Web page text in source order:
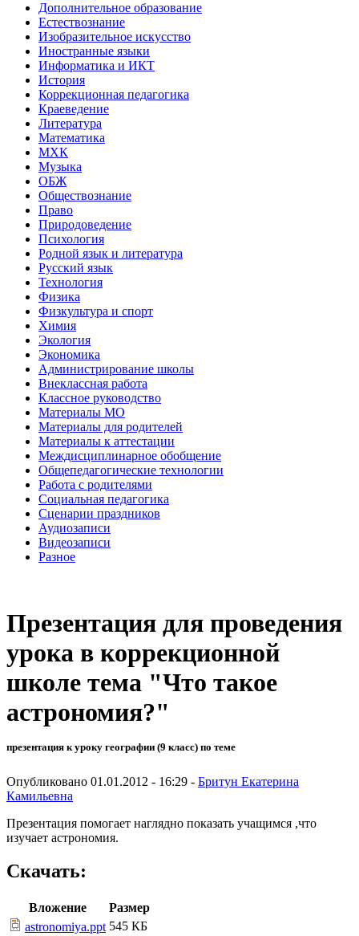
Дополнительное образование
Естествознание
Изобразительное искусство
Иностранные языки
Информатика и ИКТ
История
Коррекционная педагогика
Краеведение
Литература
Математика
МХК
Музыка
ОБЖ
Обществознание
Право
Природоведение
Психология
Родной язык и литература
Русский язык
Технология
Физика
Физкультура и спорт
Химия
Экология
Экономика
Администрирование школы
Внеклассная работа
Классное руководство
Материалы МО
Материалы для родителей
Материалы к аттестации
Междисциплинарное обобщение
Общепедагогические технологии
Работа с родителями
Социальная педагогика
Сценарии праздников
Аудиозаписи
Видеозаписи
Разное
Презентация для проведения
урока в коррекционной
школе тема "Что такое
астрономия?"
презентация к уроку географии (9 класс) по теме
Опубликовано 01.01.2012 - 16:29 - Бритун Екатерина
Камильевна
Презентация помогает наглядно показать учащимся ,что
изучает астрономия.
Скачать:
Вложение
Размер
astronomiya.ppt 545 КБ